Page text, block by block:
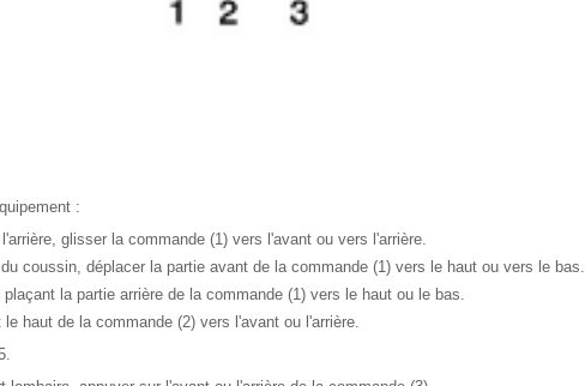
:
glisser la commande (1) vers l'avant ou vers l'arrière.
coussin, déplacer la partie avant de la commande (1) vers le haut ou vers le bas.
la partie arrière de la commande (1) vers le haut ou le bas.
haut de la commande (2) vers l'avant ou l'arrière.